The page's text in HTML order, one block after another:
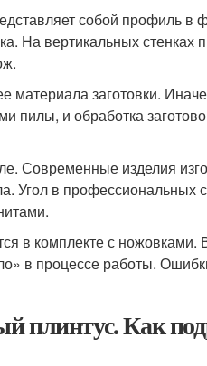
собой профиль
На вертикальных
заготовки.
пилы, и обработка
Современные изделия
Угол в профессиональных
в комплекте с ножовками.
в процессе работы.
плинтус. Как